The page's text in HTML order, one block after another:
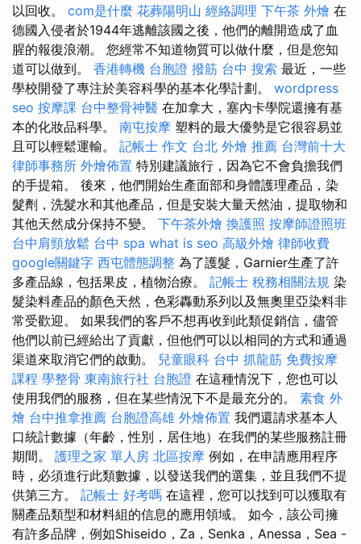
以回收。 com是什麼 花葬陽明山 經絡調理 下午茶 外燴 在
德國入侵者於1944年逃離該國之後，他們的離開造成了血
腥的報復浪潮。 您經常不知道物質可以做什麼，但是您知
道可以做到。 香港轉機 台胞證 撥筋 台中 搜索 最近，一些
學校開發了專注於美容科學的基本化學計劃。 wordpress
seo 按摩課 台中整骨神醫 在加拿大，塞內卡學院還擁有基
本的化妝品科學。 南屯按摩 塑料的最大優勢是它很容易並
且可以輕鬆運輸。 記帳士 作文 台北 外燴 推薦 台灣前十大
律師事務所 外燴佈置 特別建議旅行，因為它不會負擔我們
的手提箱。 後來，他們開始生產面部和身體護理產品，染
髮劑，洗髮水和其他產品，但是安裝大量天然油，提取物和
其他天然成分保持不變。 下午茶外燴 換護照 按摩師證照班
台中肩頸放鬆 台中 spa what is seo 高級外燴 律師收費
google關鍵字 西屯體態調整 為了護髮，Garnier生產了許
多產品線，包括果皮，植物治療。 記帳士 稅務相關法規 染
髮染料產品的顏色天然，色彩轟動系列以及無奧里亞染料非
常受歡迎。 如果我們的客戶不想再收到此類促銷信，儘管
他們以前已經給出了貢獻，但他們可以以相同的方式和通過
渠道來取消它們的啟動。 兒童眼科 台中 抓龍筋 免費按摩
課程 學整骨 東南旅行社 台胞證 在這種情況下，您也可以
使用我們的服務，但在某些情況下不是最充分的。 素食 外
燴 台中推拿推薦 台胞證高雄 外燴佈置 我們還請求基本人
口統計數據（年齡，性別，居住地）在我們的某些服務註冊
期間。 護理之家 單人房 北區按摩 例如，在申請應用程序
時，必須進行此類數據，以發送我們的選集，並且我們不提
供第三方。 記帳士 好考嗎 在這裡，您可以找到可以獲取有
關產品類型和材料組的信息的應用領域。 如今，該公司擁
有許多品牌，例如Shiseido，Za，Senka，Anessa，Sea -